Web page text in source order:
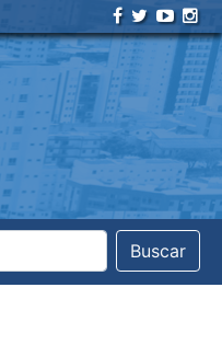
Buscar